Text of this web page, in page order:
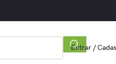
Entrar /